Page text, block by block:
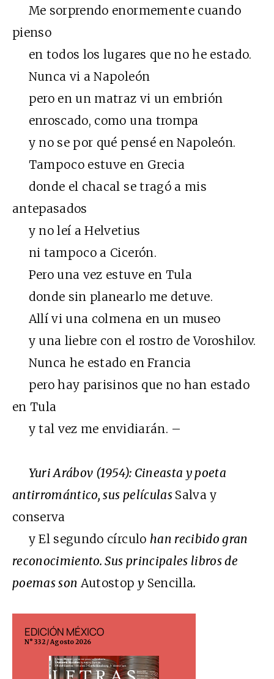
Me sorprendo enormemente cuando
pienso
en todos los lugares que no he estado.
Nunca vi a Napoleón
pero en un matraz vi un embrión
enroscado, como una trompa
y no se por qué pensé en Napoleón.
Tampoco estuve en Grecia
donde el chacal se tragó a mis
antepasados
y no leí a Helvetius
ni tampoco a Cicerón.
Pero una vez estuve en Tula
donde sin planearlo me detuve.
Allí vi una colmena en un museo
y una liebre con el rostro de Voroshilov.
Nunca he estado en Francia
pero hay parisinos que no han estado
en Tula
y tal vez me envidiarán. –
Yuri Arábov (1954): Cineasta y poeta
antirromántico, sus películas Salva y
conserva
y El segundo círculo han recibido gran
reconocimiento. Sus principales libros de
poemas son Autostop y Sencilla.
EDICIÓN MÉXICO
N° 332 / Agosto 2026